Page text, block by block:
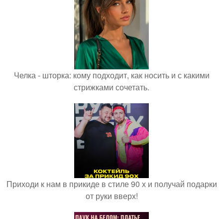
Челка - шторка: кому подходит, как носить и с какими
стрижками сочетать.
Приходи к нам в прикиде в стиле 90 х и получай подарки
от руки вверх!